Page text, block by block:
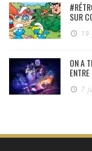
SUR
ON A
7